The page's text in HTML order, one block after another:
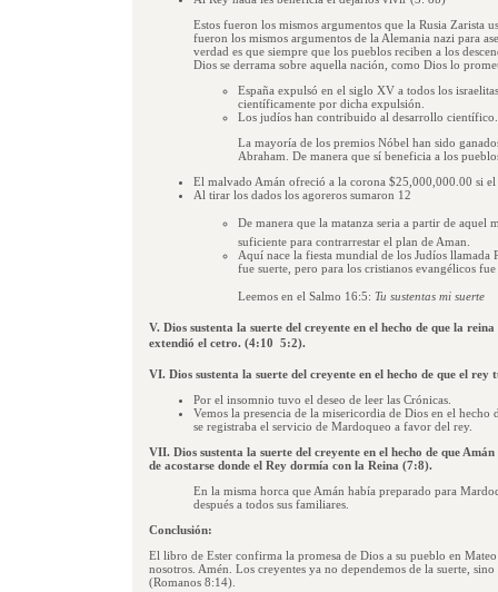
Estos fueron los mismos argumentos que la Rusia Zarista
fueron los mismos argumentos de la Alemania nazi para
verdad es que siempre que los pueblos reciben a los
Dios se derrama sobre aquella nación, como Dios lo
España expulsó en el siglo XV a todos los
científicamente por dicha expulsión.
Los judíos han contribuido al desarrollo científico.
La mayoría de los premios Nóbel han sido
Abraham. De manera que sí beneficia a los
El malvado Amán ofreció a la corona $25,000,000.00 si
Al tirar los dados los agoreros sumaron 12
De manera que la matanza seria a partir de aquel
suficiente para contrarrestar el plan de Aman.
Aquí nace la fiesta mundial de los Judíos llamada
fue suerte, pero para los cristianos evangélicos
Leemos en el Salmo 16:5: Tu sustentas mi suerte
V. Dios sustenta la suerte del creyente en el hecho de que la
extendió el cetro. (4:10  5:2).
VI. Dios sustenta la suerte del creyente en el hecho de que el
Por el insomnio tuvo el deseo de leer las Crónicas.
Vemos la presencia de la misericordia de Dios en el hecho
se registraba el servicio de Mardoqueo a favor del rey.
VII. Dios sustenta la suerte del creyente en el hecho de que
de acostarse donde el Rey dormía con la Reina (7:8).
En la misma horca que Amán había preparado para
después a todos sus familiares.
Conclusión:
El libro de Ester confirma la promesa de Dios a su pueblo en
nosotros. Amén. Los creyentes ya no dependemos de la suerte,
(Romanos 8:14).